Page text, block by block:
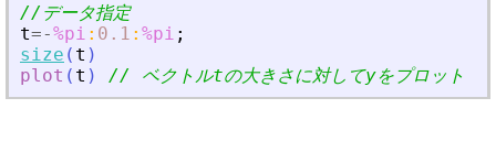
//データ指定
t=-%pi : 0.1 : %pi ;
size ( t )
plot ( t ) // ベクトルtの大きさに対してyをプロット